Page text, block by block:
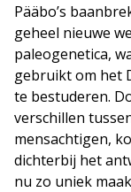
Pääbo’s
geheel nieuwe
paleogenetica,
gebruikt om het
te bestuderen.
verschillen
mensachtigen,
dichterbij het
nu zo uniek